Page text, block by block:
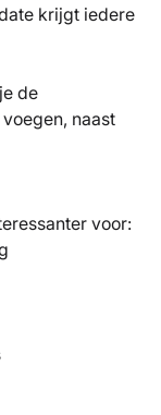
krijgt iedere
de
naast
voor: